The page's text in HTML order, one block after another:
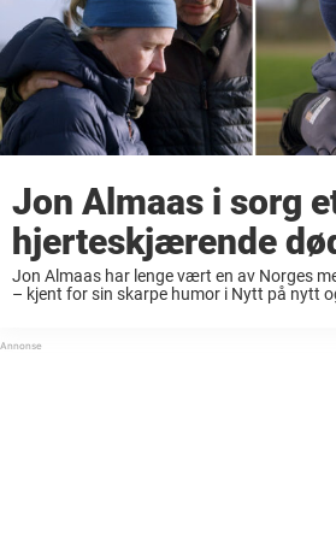
Jon Almaas i sorg
hjerteskjærende
Jon Almaas har lenge vært en av Norges
– kjent for sin skarpe humor i Nytt på nytt